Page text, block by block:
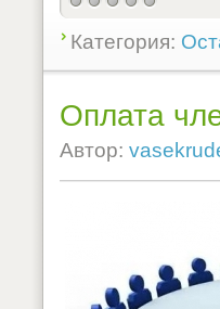
Категория:
Оплата
Автор: